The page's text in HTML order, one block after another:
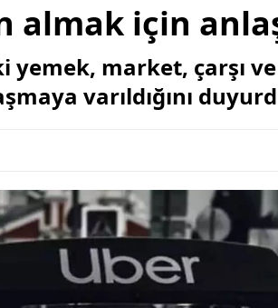
almak için
yemek, market, çarşı
varıldığını